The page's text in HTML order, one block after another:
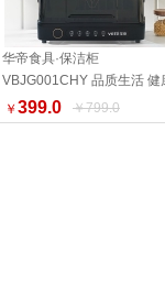
华帝食具·保洁柜
VBJG001CHY 品质生活 健
生活家居 特价促销
￥ 399.0 ￥799.0